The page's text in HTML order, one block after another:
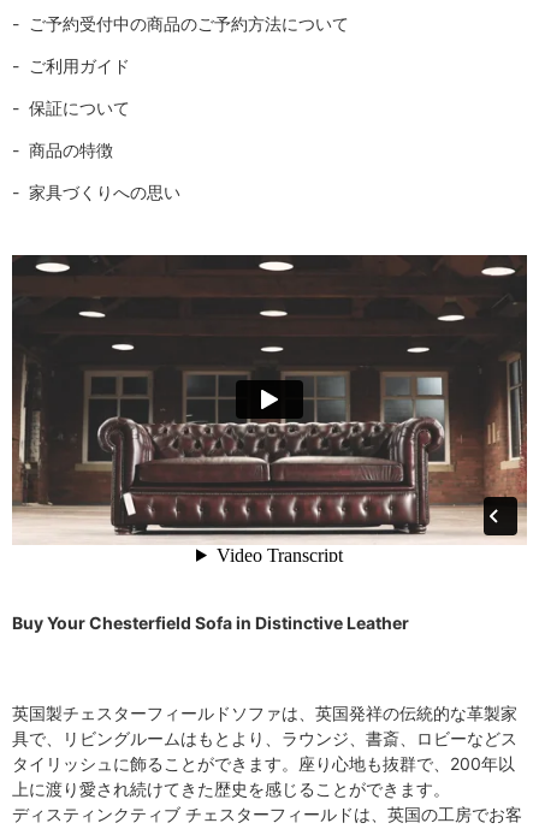
ご予約受付中の商品のご予約方法について
ご利用ガイド
保証について
商品の特徴
家具づくりへの思い
Buy Your Chesterfield Sofa in Distinctive Leather
英国製チェスターフィールドソファは、英国発祥の伝統的な革製家
具で、リビングルームはもとより、ラウンジ、書斎、ロビーなどス
タイリッシュに飾ることができます。座り心地も抜群で、200年以
上に渡り愛され続けてきた歴史を感じることができます。
ディスティンクティブ チェスターフィールドは、英国の工房でお客